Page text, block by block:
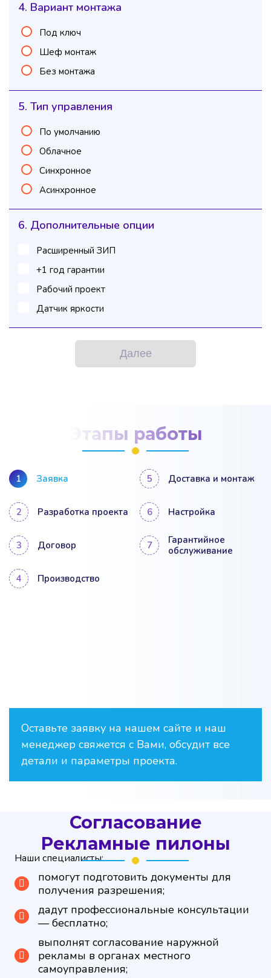
4. Вариант монтажа
Под ключ
Шеф монтаж
Без монтажа
5. Тип управления
По умолчанию
Облачное
Синхронное
Асинхронное
6. Дополнительные опции
Расширенный ЗИП
+1 год гарантии
Рабочий проект
Датчик яркости
Далее
Этапы работы
Заявка
Разработка проекта
Договор
Производство
Доставка и монтаж
Настройка
Гарантийное
обслуживание
Оставьте заявку на нашем сайте и наш
менеджер свяжется с Вами, обсудит все
детали и параметры проекта.
Согласование
Рекламные пилоны
Наши специалисты:
помогут подготовить документы для
получения разрешения;
дадут профессиональные консультации
— бесплатно;
выполнят согласование наружной
рекламы в органах местного
самоуправления;